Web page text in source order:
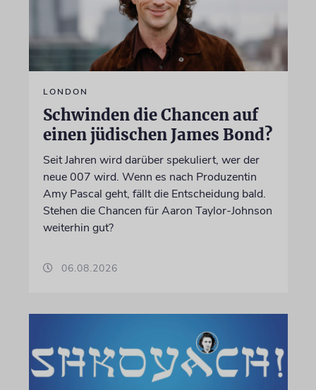
LONDON
Schwinden die Chancen auf
einen jüdischen James Bond?
Seit Jahren wird darüber spekuliert, wer der
neue 007 wird. Wenn es nach Produzentin
Amy Pascal geht, fällt die Entscheidung bald.
Stehen die Chancen für Aaron Taylor-Johnson
weiterhin gut?
06.08.2026